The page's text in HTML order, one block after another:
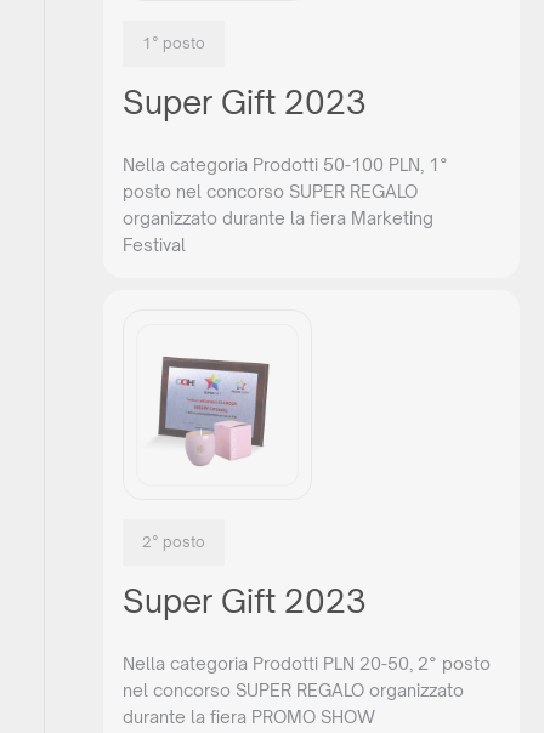
1° posto
Super Gift 2023
Nella categoria Prodotti 50-100 PLN, 1°
posto nel concorso SUPER REGALO
organizzato durante la fiera Marketing
Festival
2° posto
Super Gift 2023
Nella categoria Prodotti PLN 20-50, 2° posto
nel concorso SUPER REGALO organizzato
durante la fiera PROMO SHOW